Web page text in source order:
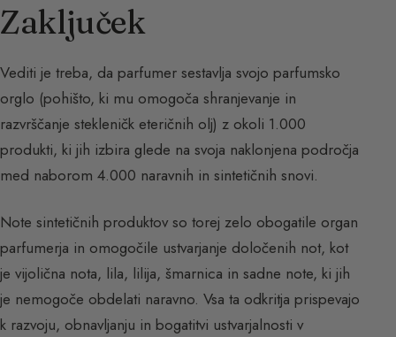
Zaključek
Vediti je treba, da parfumer sestavlja svojo parfumsko
orglo (pohišto, ki mu omogoča shranjevanje in
razvrščanje stekleničk eteričnih olj) z okoli 1.000
produkti, ki jih izbira glede na svoja naklonjena področja
med naborom 4.000 naravnih in sintetičnih snovi.
Note sintetičnih produktov so torej zelo obogatile organ
parfumerja in omogočile ustvarjanje določenih not, kot
je vijolična nota, lila, lilija, šmarnica in sadne note, ki jih
je nemogoče obdelati naravno. Vsa ta odkritja prispevajo
k razvoju, obnavljanju in bogatitvi ustvarjalnosti v